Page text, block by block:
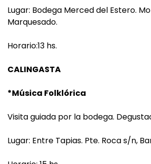
Lugar: Bodega Merced del Estero.
Marquesado.
Horario:13 hs.
CALINGASTA
*Música Folklórica
Visita guiada por la bodega.
Lugar: Entre Tapias. Pte. Roca s/n,